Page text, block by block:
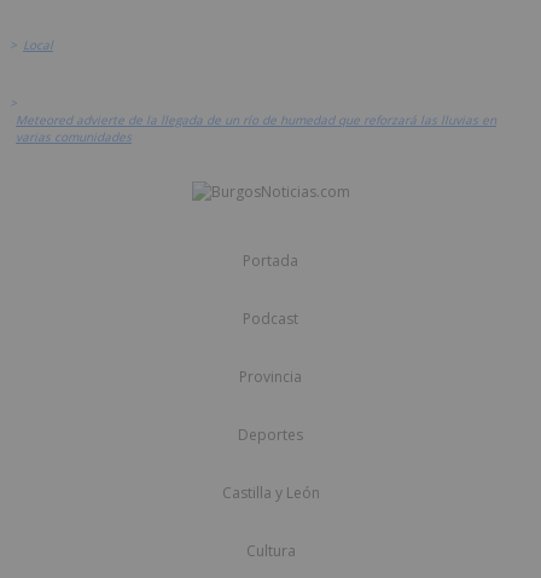
> Local
>
Meteored advierte de la llegada de un río de humedad que reforzará las lluvias en
varias comunidades
Portada
Podcast
Provincia
Deportes
Castilla y León
Cultura